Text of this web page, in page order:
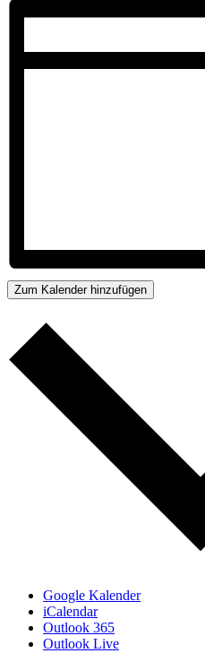
Zum Kalender hinzufügen
Google Kalender
iCalendar
Outlook 365
Outlook Live